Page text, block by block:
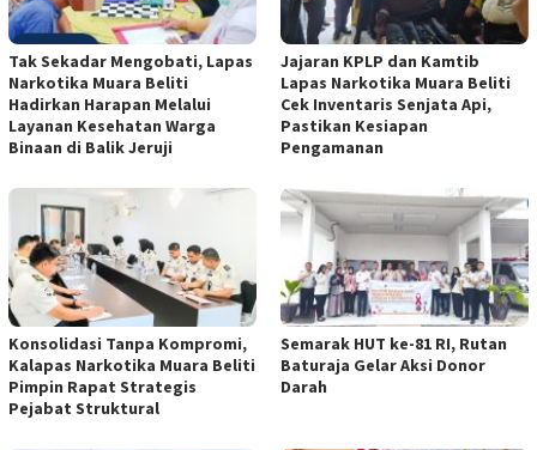
Tak Sekadar Mengobati, Lapas
Narkotika Muara Beliti
Hadirkan Harapan Melalui
Layanan Kesehatan Warga
Binaan di Balik Jeruji
Jajaran KPLP dan Kamtib
Lapas Narkotika Muara Beliti
Cek Inventaris Senjata Api,
Pastikan Kesiapan
Pengamanan
Konsolidasi Tanpa Kompromi,
Kalapas Narkotika Muara Beliti
Pimpin Rapat Strategis
Pejabat Struktural
Semarak HUT ke-81 RI, Rutan
Baturaja Gelar Aksi Donor
Darah